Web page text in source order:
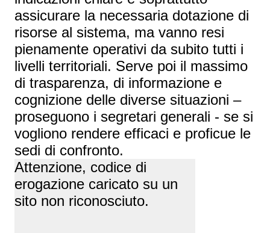
assicurare la necessaria dotazione di
risorse al sistema, ma vanno resi
pienamente operativi da subito tutti i
livelli territoriali. Serve poi il massimo
di trasparenza, di informazione e
cognizione delle diverse situazioni –
proseguono i segretari generali - se si
vogliono rendere efficaci e proficue le
sedi di confronto.
Attenzione, codice di
erogazione caricato su un
sito non riconosciuto.